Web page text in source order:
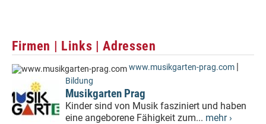
Firmen | Links | Adressen
www.musikgarten-prag.com |
Bildung
Musikgarten Prag
Kinder sind von Musik fasziniert und haben
eine angeborene Fähigkeit zum... mehr ›